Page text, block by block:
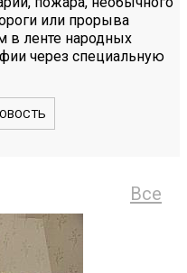
или прорыва
в ленте народных
через специальную
Все